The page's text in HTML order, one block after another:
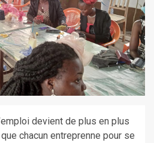
devient de plus en plus
chacun entreprenne pour se